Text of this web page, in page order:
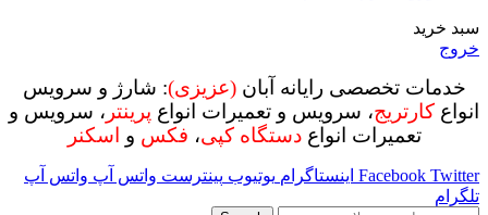
سبد خرید
خروج
خدمات تخصصی رایانه آبان (عزیزی): شارژ و سرویس
انواع کارتریج، سرویس و تعمیرات انواع پرینتر ، سرویس و
تعمیرات انواعدستگاه کپی، فکس و اسکنر
Facebook Twitter اینستاگرام یوتیوب پینترست واتس آپ واتس آپ
تلگرام